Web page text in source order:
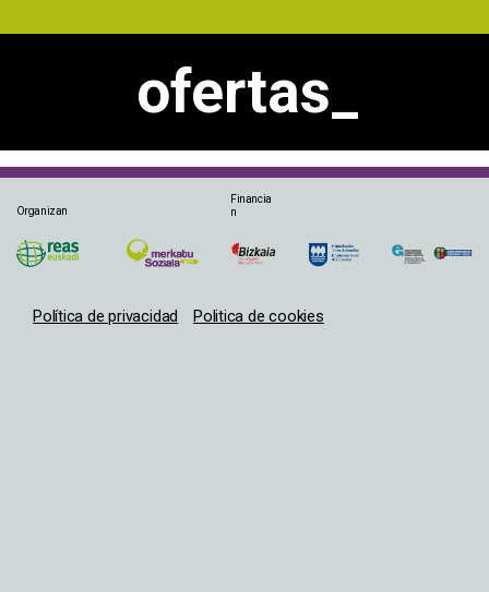
ofertas_
Organizan
Financia
n
Política de privacidad Politica de cookies